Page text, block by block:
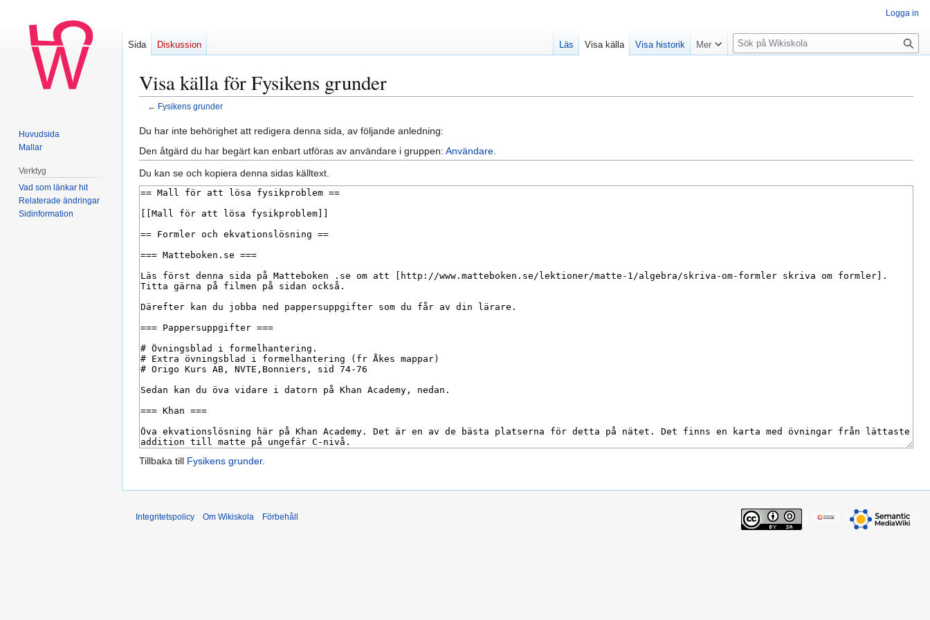
Visa källa för Fysikens grunder
← Fysikens grunder
Hoppa
till
navigering
Hoppa
till
sök
Du har inte behörighet att redigera denna sida, av följande anledning:
Den åtgärd du har begärt kan enbart utföras av användare i gruppen: Användare
Du kan se och kopiera denna sidas källtext.
Tillbaka till Fysikens grunder.
Logga in
Sida Diskussion Läs Visa källa Visa historik Mer
S
ö
Huvudsida
Mallar
Verktyg
Vad som länkar hit
Relaterade ändringar
Sidinformation
Integritetspolicy Om Wikiskola Förbehåll